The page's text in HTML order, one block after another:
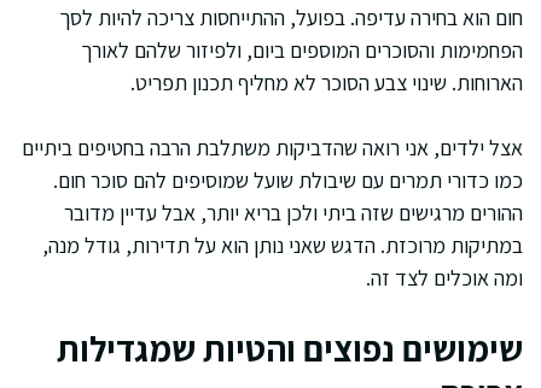
חום הוא בחירה עדיפה. בפועל, ההתייחסות צריכה להיות לסך
הפחמימות והסוכרים המוספים ביום, ולפיזור שלהם לאורך
הארוחות. שינוי צבע הסוכר לא מחליף תכנון תפריט.
אצל ילדים, אני רואה שהדביקות משתלבת הרבה בחטיפים ביתיים
כמו כדורי תמרים עם שיבולת שועל שמוסיפים להם סוכר חום.
ההורים מרגישים שזה ביתי ולכן בריא יותר, אבל עדיין מדובר
במתיקות מרוכזת. הדגש שאני נותן הוא על תדירות, גודל מנה,
ומה אוכלים לצד זה.
שימושים נפוצים והטיות שמגדילות